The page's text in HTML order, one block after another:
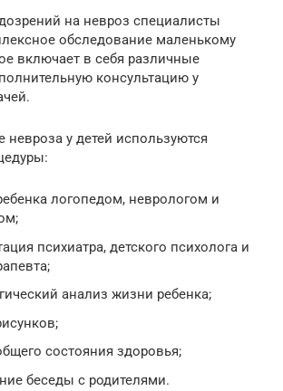
на невроз специалисты
обследование маленькому
включает в себя различные
консультацию у
невроза у детей используются
логопедом, неврологом и
психиатра, детского психолога и
анализ жизни ребенка;
состояния здоровья;
беседы с родителями.